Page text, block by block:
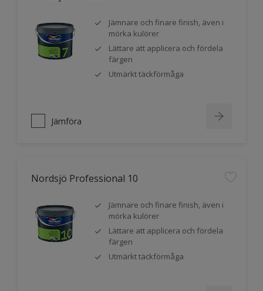
Jämnare och finare finish, även i
mörka kulörer
Lättare att applicera och fördela
färgen
Utmärkt täckförmåga
Jämföra
Nordsjö Professional 10
Jämnare och finare finish, även i
mörka kulörer
Lättare att applicera och fördela
färgen
Utmärkt täckförmåga